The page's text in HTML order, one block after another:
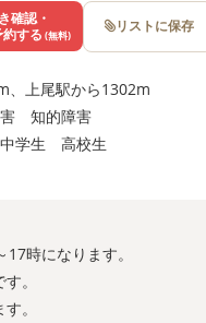
、上尾駅から1302m
知的障害
学生 高校生
時になります。
。
。
確認・
約する (無料) リストに保存